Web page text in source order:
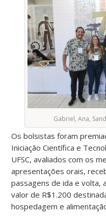
Gabriel, Ana,
Os bolsistas foram
Iniciação Científica e
UFSC, avaliados com os
apresentações orais,
passagens de ida e volta,
valor de R$1.200
hospedagem e